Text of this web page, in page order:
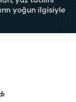
yoğun ilgisiyle